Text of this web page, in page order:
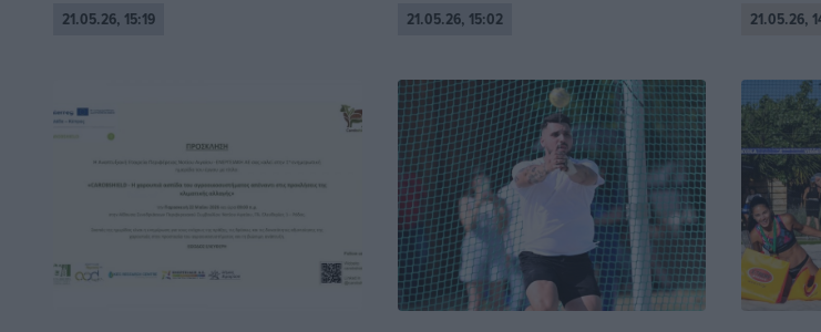
21.05.26, 15:19 21.05.26, 15:02 21.05.26,